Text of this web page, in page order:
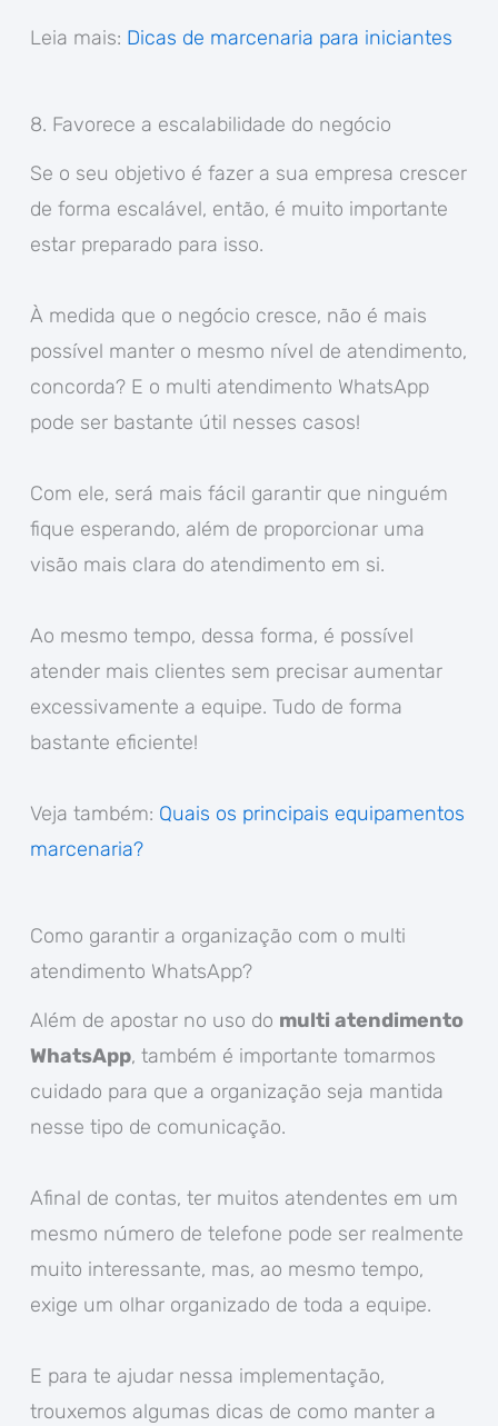
Leia mais: Dicas de marcenaria para iniciantes
8. Favorece a escalabilidade do negócio
Se o seu objetivo é fazer a sua empresa crescer
de forma escalável, então, é muito importante
estar preparado para isso.
À medida que o negócio cresce, não é mais
possível manter o mesmo nível de atendimento,
concorda? E o multi atendimento WhatsApp
pode ser bastante útil nesses casos!
Com ele, será mais fácil garantir que ninguém
fique esperando, além de proporcionar uma
visão mais clara do atendimento em si.
Ao mesmo tempo, dessa forma, é possível
atender mais clientes sem precisar aumentar
excessivamente a equipe. Tudo de forma
bastante eficiente!
Veja também: Quais os principais equipamentos
marcenaria?
Como garantir a organização com o multi
atendimento WhatsApp?
Além de apostar no uso do multi atendimento
WhatsApp, também é importante tomarmos
cuidado para que a organização seja mantida
nesse tipo de comunicação.
Afinal de contas, ter muitos atendentes em um
mesmo número de telefone pode ser realmente
muito interessante, mas, ao mesmo tempo,
exige um olhar organizado de toda a equipe.
E para te ajudar nessa implementação,
trouxemos algumas dicas de como manter a